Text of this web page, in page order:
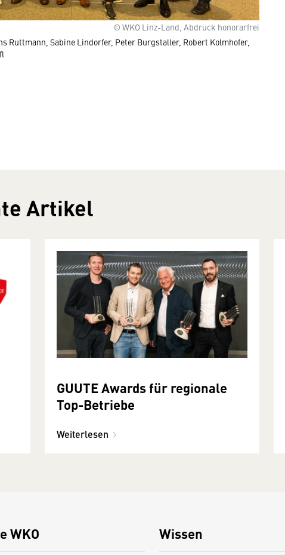
© WKO Linz-Land, Abdruck honorarfrei
Ruttmann, Sabine Lindorfer, Peter Burgstaller, Robert Kolmhofer,
Artikel
GUUTE Awards für regionale
Top-Betriebe
Weiterlesen
WKO Wissen